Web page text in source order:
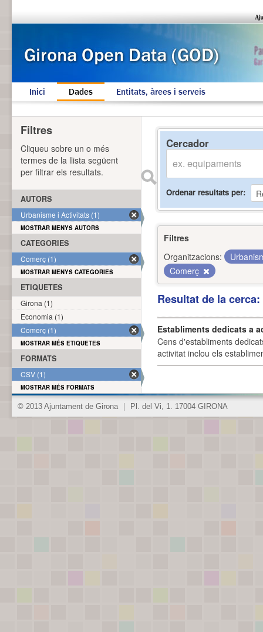
Inici Dades Entitats, àrees i serveis
Cercador
Ordenar resultats per
Filtres
Organitzacions:
Comerç
Resultat de la
Establiments dedicats a
Cens d'establiments
activitat inclou els
Filtres
Cliqueu sobre un o més
termes de la llista següent
per filtrar els resultats.
AUTORS
Urbanisme i Activitats (1)
MOSTRAR MENYS AUTORS
CATEGORIES
Comerç (1)
MOSTRAR MENYS CATEGORIES
ETIQUETES
Girona (1)
Economia (1)
Comerç (1)
MOSTRAR MÉS ETIQUETES
FORMATS
CSV (1)
MOSTRAR MÉS FORMATS
© 2013 Ajuntament de Girona Pl. del Vi, 1. 17004 GIRONA